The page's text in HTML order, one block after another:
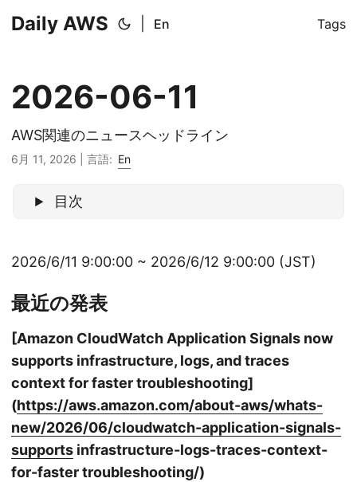
Daily AWS En Tags
2026-06-11
AWS関連のニュースヘッドライン
6月 11, 2026 言語: En
目次
2026/6/11 9:00:00 ~ 2026/6/12 9:00:00 (JST)
最近の発表
[Amazon CloudWatch Application Signals now
supports infrastructure, logs, and traces
context for faster troubleshooting]
(https://aws.amazon.com/about-aws/whats-
new/2026/06/cloudwatch-application-signals-
supports infrastructure-logs-traces-context-
for-faster troubleshooting/)